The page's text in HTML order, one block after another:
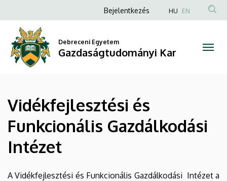
Vidékfejlesztési
és
Funkcionális
Gazdálkodási
Intézet
Gazdaságtudományi
Kar
a
tartalomra
Anonim
fiók
menüje
Bejelentkezés HU EN
Debreceni Egyetem
Gazdaságtudományi Kar
Vidékfejlesztési és
Funkcionális Gazdálkodási
Intézet
A Vidékfejlesztési és Funkcionális Gazdálkodási Intézet a